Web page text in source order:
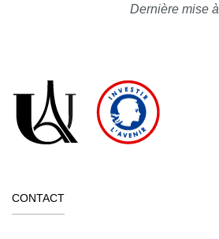
Dernière mise
CONTACT